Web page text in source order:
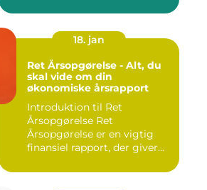
18. jan
Ret Årsopgørelse - Alt, du
skal vide om din
økonomiske årsrapport
Introduktion til Ret
Årsopgørelse Ret
Årsopgørelse er en vigtig
finansiel rapport, der giver